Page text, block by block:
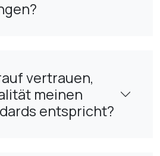
vertrauen,
meinen
entspricht?